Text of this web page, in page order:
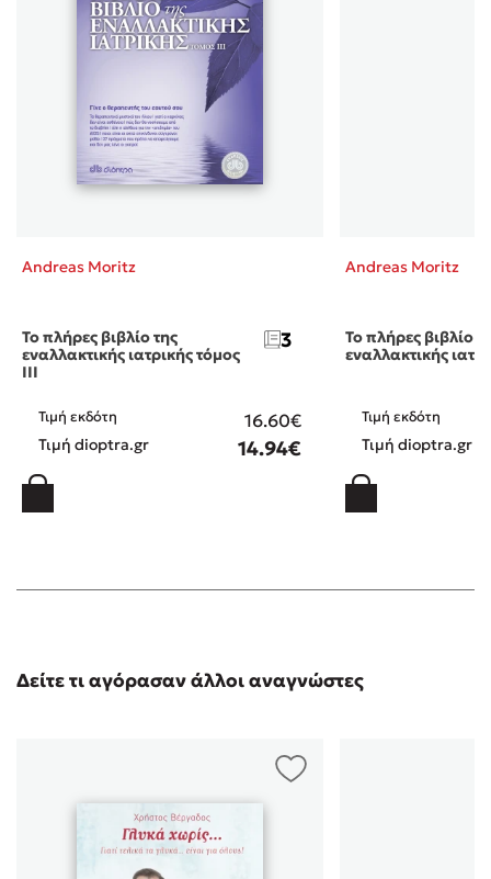
Andreas Moritz
Το πλήρες βιβλίο της
εναλλακτικής ιατρικής τόμος
III
3
Τιμή εκδότη 16.60€
Τιμή dioptra.gr 14.94€
Andreas Moritz
Το πλήρες βιβλίο
εναλλακτικής
Τιμή εκδότη
Τιμή dioptra.gr
Δείτε τι αγόρασαν άλλοι αναγνώστες